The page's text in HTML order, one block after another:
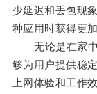
少延迟和丢包现
种应用时获得更
无论是在家中
够为用户提供稳
上网体验和工作效